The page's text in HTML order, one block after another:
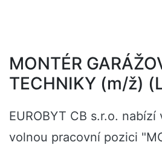
MONTÉR
TECHNIKY (m/ž)
EUROBYT CB s.r.o.
volnou pracovní pozici